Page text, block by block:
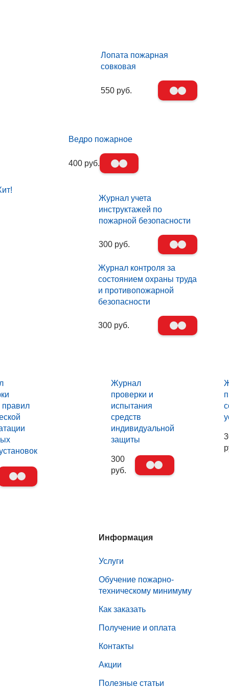
Лопата пожарная
совковая
550 руб.
Ведро пожарное
400 руб.
Журнал учета
инструктажей по
пожарной безопасности
300 руб.
Журнал контроля за
состоянием охраны труда
и противопожарной
безопасности
300 руб.
правил
Журнал
проверки и
испытания
средств
индивидуальной
защиты
300
руб.
Информация
Услуги
Обучение пожарно-
техническому минимуму
Как заказать
Получение и оплата
Контакты
Акции
Полезные статьи